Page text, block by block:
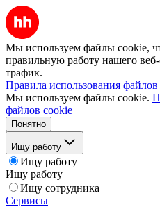
Мы используем файлы cookie,
правильную работу нашего веб-
трафик.
Правила использования
Мы используем файлы cookie.
файлов cookie
Понятно
Ищу работу
Ищу работу
Ищу работу
Ищу сотрудника
Сервисы